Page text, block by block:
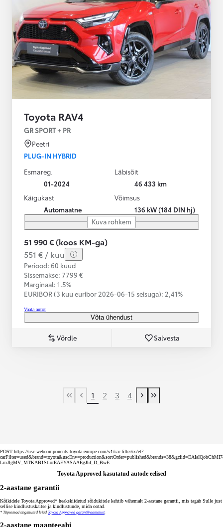
Toyota RAV4
GR SPORT + PR
Peetri
PLUG-IN HYBRID
Esmareg.
01-2024
Läbisõit
46 433 km
Käigukast
Automaatne
Võimsus
136 kW (184 DIN hj)
Kuva rohkem
51 990 € (koos KM-ga)
551 € / kuu
Periood: 60 kuud
Sissemakse: 7799 €
Marginaal: 1.5%
EURIBOR (3 kuu euribor 2026-06-15 seisuga): 2,41%
Vaata autot
Võta ühendust
Võrdle Salvesta
First Page
Previous page
1 2 3 4
Next page
Last Page
POST https://usc-webcomponents.toyota-europe.com/v1/car-filter/ee/et?
LmJlgMV_MTKAB1StiorEAEYASAAEgJhf_D_BwE
Toyota Approved kasutatud autode eelised
2-aastane garantii
Kõikidele Toyota Approved* heakskiidetud sõidukitele kehtib vähemalt 2-aastane garantii, mis tagab Sulle just
sellise kindlustuskaitse ja kindlustunde, mida ootad.
* Täpsemad tingimused leiad Toyota Approved garantiiraamatust.
2-aastane maanteeabi